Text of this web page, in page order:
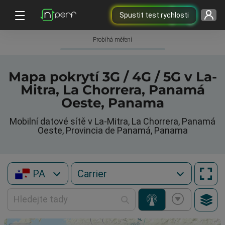
Spustit test rychlosti
Probíhá měření
Mapa pokrytí 3G / 4G / 5G v La-
Mitra, La Chorrera, Panamá
Oeste, Panama
Mobilní datové sítě v La-Mitra, La Chorrera, Panamá
Oeste, Provincia de Panamá, Panama
PA